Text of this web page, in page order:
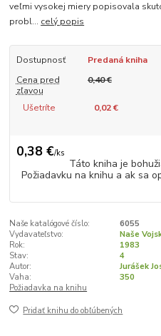
veľmi vysokej miery popisovala
probl... celý popis
Dostupnosť
Predaná kniha
Cena pred
zľavou
0,40 €
Ušetríte 0,02 €
0,38 €/ks
Táto kniha je
Požiadavku na knihu a ak sa
Naše katalógové číslo:
6055
Vydavateľstvo:
Naše
Rok:
1983
Stav:
4
Autor:
Jurášek
Vaha:
350
Požiadavka na knihu
Pridať knihu do obľúbených